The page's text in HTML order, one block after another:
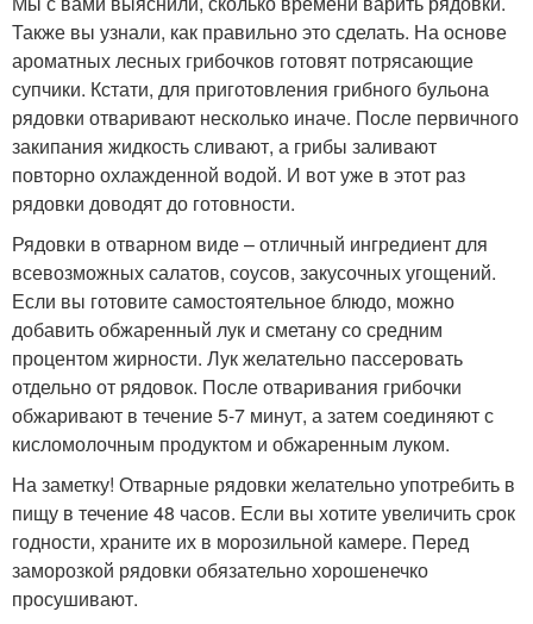
Также вы узнали, как правильно это сделать. На основе
ароматных лесных грибочков готовят потрясающие
супчики. Кстати, для приготовления грибного бульона
рядовки отваривают несколько иначе. После первичного
закипания жидкость сливают, а грибы заливают
повторно охлажденной водой. И вот уже в этот раз
рядовки доводят до готовности.
Рядовки в отварном виде – отличный ингредиент для
всевозможных салатов, соусов, закусочных угощений.
Если вы готовите самостоятельное блюдо, можно
добавить обжаренный лук и сметану со средним
процентом жирности. Лук желательно пассеровать
отдельно от рядовок. После отваривания грибочки
обжаривают в течение 5-7 минут, а затем соединяют с
кисломолочным продуктом и обжаренным луком.
На заметку! Отварные рядовки желательно употребить в
пищу в течение 48 часов. Если вы хотите увеличить срок
годности, храните их в морозильной камере. Перед
заморозкой рядовки обязательно хорошенечко
просушивают.